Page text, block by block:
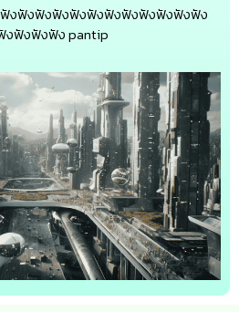
งฟังฟังฟังฟังฟังฟังฟังฟังฟังฟังฟัง
ฟังฟังฟัง pantip